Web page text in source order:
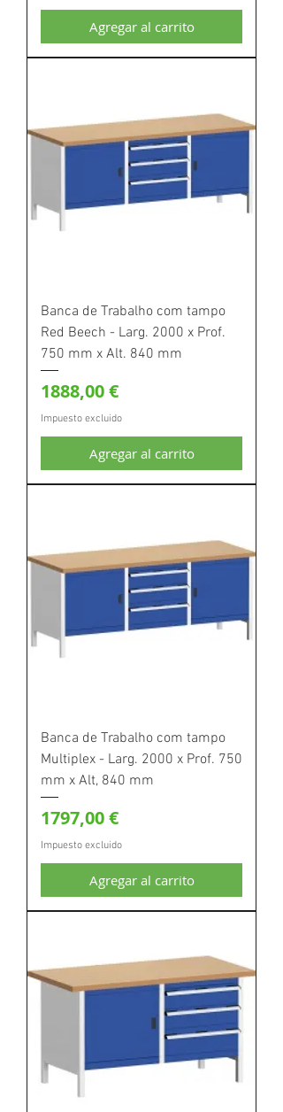
Agregar al carrito
Banca de Trabalho com tampo
Red Beech - Larg. 2000 x Prof.
750 mm x Alt. 840 mm
Precio
1888,00 €
Impuesto excluido
Agregar al carrito
Banca de Trabalho com tampo
Multiplex - Larg. 2000 x Prof. 750
mm x Alt, 840 mm
Precio
1797,00 €
Impuesto excluido
Agregar al carrito